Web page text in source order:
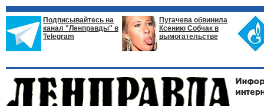
Подписывайтесь на
канал "Ленправды" в
Telegram
Пугачева обвинила
Ксению Собчак в
вымогательстве